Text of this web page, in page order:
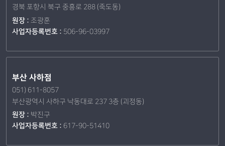
경북 포항시 북구 중흥로 288 (죽도동)
원장 :조광훈
사업자등록번호 : 506-96-03997
부산 사하점
051) 611-8057
부산광역시 사하구 낙동대로 237 3층 (괴정동)
원장 : 박진구
사업자등록번호 : 617-90-51410